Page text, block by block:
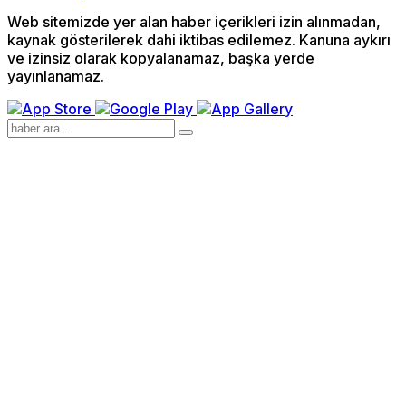
Web sitemizde yer alan haber içerikleri izin alınmadan,
kaynak gösterilerek dahi iktibas edilemez. Kanuna aykırı
ve izinsiz olarak kopyalanamaz, başka yerde
yayınlanamaz.